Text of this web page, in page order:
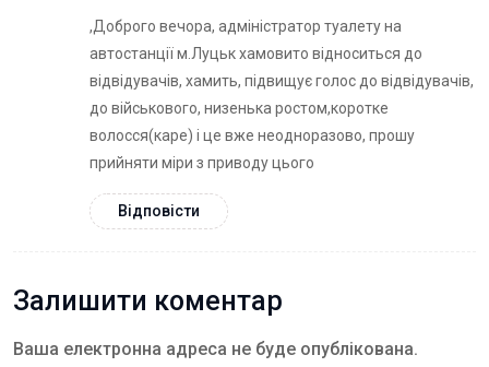
,Доброго вечора, адміністратор туалету на
автостанції м.Луцьк хамовито відноситься до
відвідувачів, хамить, підвищує голос до відвідувачів,
до військового, низенька ростом,коротке
волосся(каре) і це вже неодноразово, прошу
прийняти міри з приводу цього
Відповісти
Залишити коментар
Ваша електронна адреса не буде опублікована.